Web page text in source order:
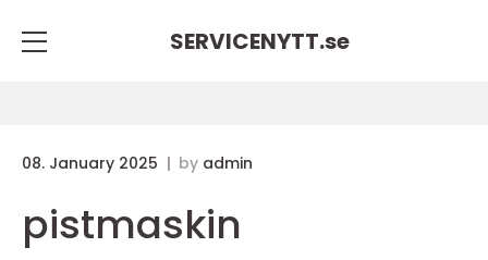
SERVICENYTT.se
08. January 2025 by admin
pistmaskin